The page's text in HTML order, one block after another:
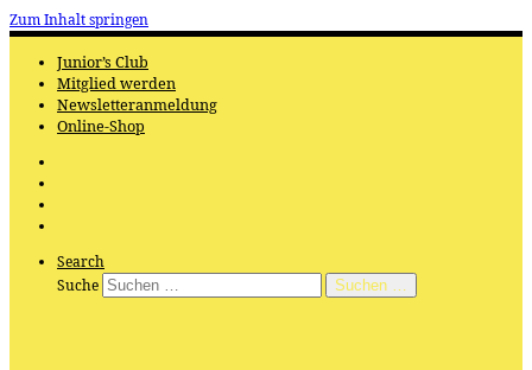
Zum Inhalt springen
Junior’s Club
Mitglied werden
Newsletteranmeldung
Online-Shop
Search
Suche
Suchen …